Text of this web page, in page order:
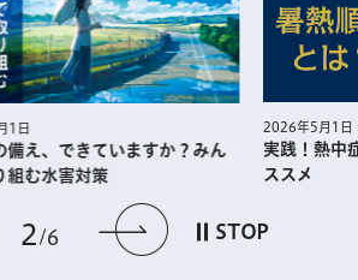
前のスライドを表示
2 6 次のスライドを
STOP
1日
備え、できていますか？みん
組む水害対策
2026年5月1日
実践！熱中
ススメ